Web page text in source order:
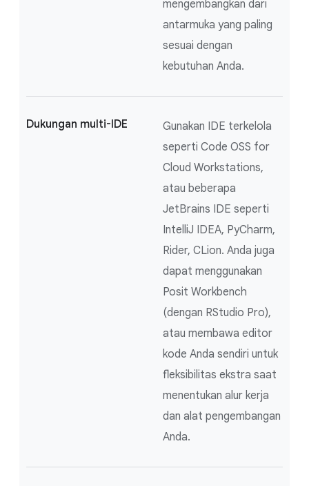
mengembangkan dari
antarmuka yang paling
sesuai dengan
kebutuhan Anda.
Dukungan multi-IDE
Gunakan IDE terkelola
seperti Code OSS for
Cloud Workstations,
atau beberapa
JetBrains IDE seperti
IntelliJ IDEA, PyCharm,
Rider, CLion. Anda juga
dapat menggunakan
Posit Workbench
(dengan RStudio Pro),
atau membawa editor
kode Anda sendiri untuk
fleksibilitas ekstra saat
menentukan alur kerja
dan alat pengembangan
Anda.